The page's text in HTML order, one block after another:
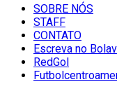
SOBRE NÓS
STAFF
CONTATO
Escreva no
RedGol